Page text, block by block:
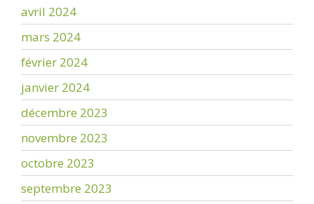
avril 2024
mars 2024
février 2024
janvier 2024
décembre 2023
novembre 2023
octobre 2023
septembre 2023